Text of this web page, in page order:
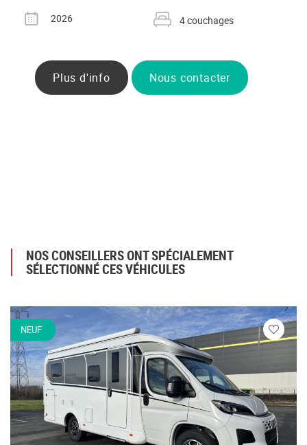
Année
2026
Nombre de couchages
4 couchages
Plus d'info Nous contacter
NOS CONSEILLERS ONT SPÉCIALEMENT
SÉLECTIONNÉ CES VÉHICULES
NEUF
Veuillez